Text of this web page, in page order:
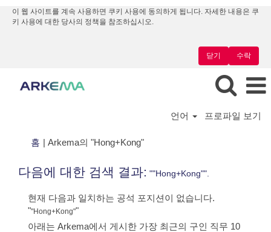
이 웹 사이트를 계속 사용하면 쿠키 사용에 동의하게 됩니다. 자세한 내용은 쿠
키 사용에 대한 당사의 정책을 참조하십시오.
수락
닫기
언어 프로파일 보기
홈 | Arkema의 "Hong+Kong"(현
이
지)
다음에 대한 검색 결과: ""Hong+Kong"".
현재 다음과 일치하는 공석 포지션이 없습니다.
""Hong+Kong""
아래는 Arkema에서 게시한 가장 최근의 구인 직무 10